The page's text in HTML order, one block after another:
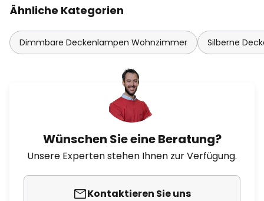
Ähnliche Kategorien
Dimmbare Deckenlampen Wohnzimmer Silberne
Wünschen Sie eine Beratung?
Unsere Experten stehen Ihnen zur Verfügung.
Kontaktieren Sie uns